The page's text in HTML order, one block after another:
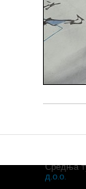
Средња
д.о.о.